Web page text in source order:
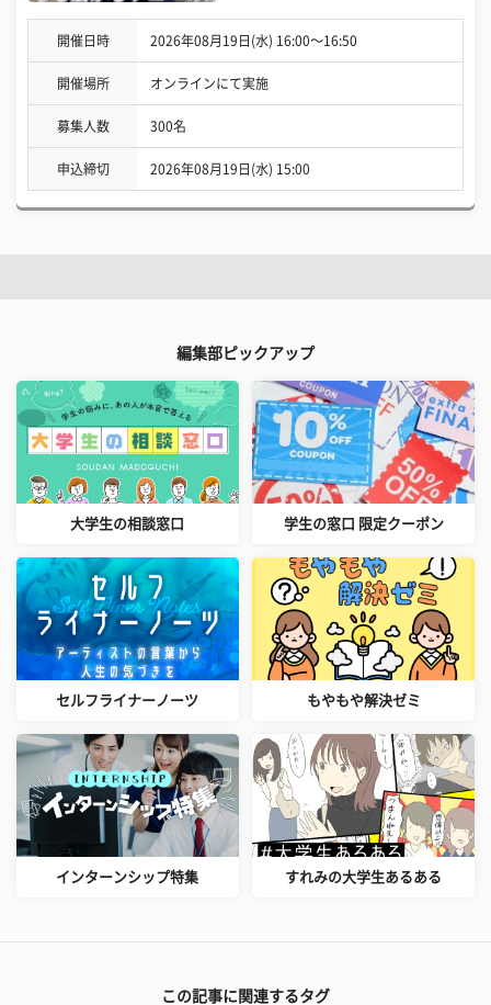
開催日時 2026年08月19日(水) 16:00〜16:50
開催場所 オンラインにて実施
募集人数 300名
申込締切 2026年08月19日(水) 15:00
編集部ピックアップ
大学生の相談窓口 学生の窓口 限定クーポン
セルフライナーノーツ もやもや解決ゼミ
インターンシップ特集 すれみの大学生あるある
この記事に関連するタグ